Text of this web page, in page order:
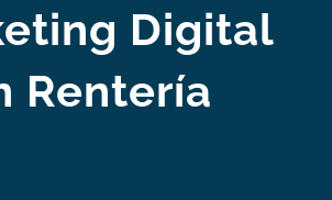
Digital
Rentería